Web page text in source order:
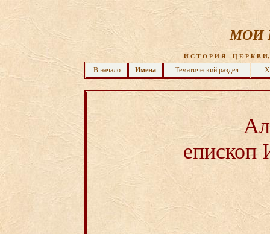
МОИ
И С Т О Р И Я    Ц Е Р К В
В начало Имена Тематический раздел
епископ